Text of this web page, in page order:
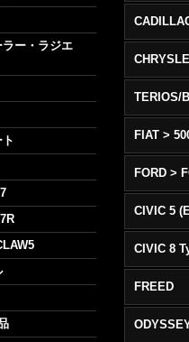
ー・ラジエ
TERIOS/
FIAT >
FORD >
CIVIC 5
FREED